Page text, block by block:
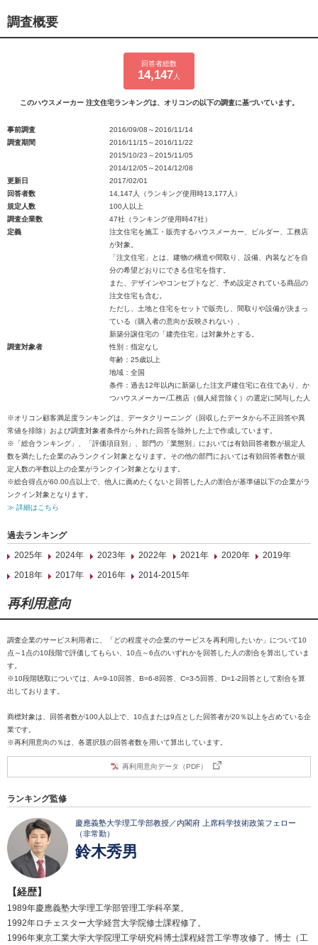
調査概要
回答者総数
14,147 人
このハウスメーカー 注文住宅ランキングは、オリコンの以下の調査に基づいています。
事前調査
2016/09/08～2016/11/14
調査期間
2016/11/15～2016/11/22
2015/10/23～2015/11/05
2014/12/05～2014/12/08
更新日
2017/02/01
回答者数
14,147人（ランキング使用時13,177人）
規定人数
100人以上
調査企業数
47社（ランキング使用時47社）
定義
注文住宅を施工・販売するハウスメーカー、ビルダー、工務店
が対象。
「注文住宅」とは、建物の構造や間取り、設備、内装などを自
分の希望どおりにできる住宅を指す。
また、デザインやコンセプトなど、予め設定されている商品の
注文住宅も含む。
ただし、土地と住宅をセットで販売し、間取りや設備が決まっ
ている（購入者の意向が反映されない）、
新築分譲住宅の「建売住宅」は対象外とする。
調査対象者
性別：指定なし
年齢：25歳以上
地域：全国
条件：過去12年以内に新築した注文戸建住宅に在住であり、か
つハウスメーカー/工務店（個人経営除く）の選定に関与した人
※オリコン顧客満足度ランキングは、データクリーニング（回収したデータから不正回答や異
常値を排除）および調査対象者条件から外れた回答を除外した上で作成しています。
※「総合ランキング」、「評価項目別」、部門の「業態別」においては有効回答者数が規定人
数を満たした企業のみランクイン対象となります。その他の部門においては有効回答者数が規
定人数の半数以上の企業がランクイン対象となります。
※総合得点が60.00点以上で、他人に薦めたくないと回答した人の割合が基準値以下の企業がラ
ンクイン対象となります。
≫ 詳細はこちら
過去ランキング
2025年
2024年 2023年 2022年 2021年 2020年
2019年
2018年
2017年 2016年 2014-2015年
再利用意向
調査企業のサービス利用者に、「どの程度その企業のサービスを再利用したいか」について10
点～1点の10段階で評価してもらい、10点～6点のいずれかを回答した人の割合を算出していま
す。
※10段階聴取については、A=9-10回答、B=6-8回答、C=3-5回答、D=1-2回答として割合を算
出しております。
商標対象は、回答者数が100人以上で、10点または9点とした回答者が20％以上を占めている企
業です。
※再利用意向の％は、各選択肢の回答者数を用いて算出しています。
再利用意向データ（PDF）
ランキング監修
慶應義塾大学理工学部教授／内閣府 上席科学技術政策フェロー
（非常勤）
鈴木秀男
【経歴】
1989年慶應義塾大学理工学部管理工学科卒業。
1992年ロチェスター大学経営大学院修士課程修了。
1996年東京工業大学大学院理工学研究科博士課程経営工学専攻修了。博士（工